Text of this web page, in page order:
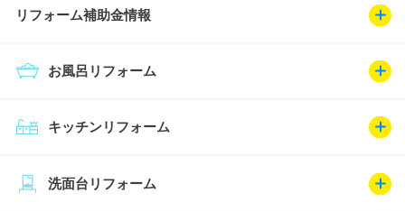
リフォーム補助金情報
キッチンリフォーム
お風呂リフォーム
洗面台リフォーム